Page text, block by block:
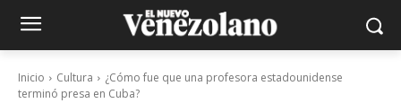
Inicio Cultura
¿Cómo fue que una profesora estadounidense
terminó presa en Cuba?